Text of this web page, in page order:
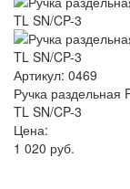
Артикул: 0469
Ручка раздельная
TL SN/CP-3
Цена:
1 020 руб.